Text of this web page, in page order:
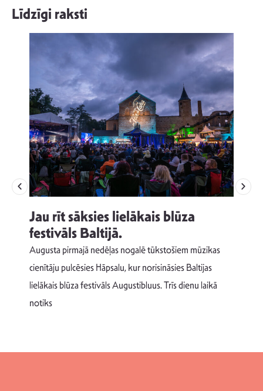
Līdzīgi raksti
Jau rīt sāksies lielākais blūza
festivāls Baltijā.
Augusta pirmajā nedēļas nogalē tūkstošiem mūzikas
cienītāju pulcēsies Hāpsalu, kur norisināsies Baltijas
lielākais blūza festivāls Augustibluus. Trīs dienu laikā
notiks